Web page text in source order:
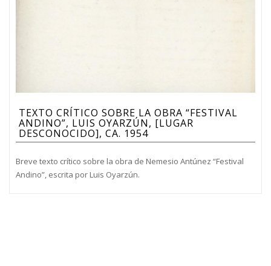
TEXTO CRÍTICO SOBRE LA OBRA “FESTIVAL
ANDINO”, LUIS OYARZÚN, [LUGAR
DESCONOCIDO], CA. 1954
Breve texto crítico sobre la obra de Nemesio Antúnez “Festival
Andino”, escrita por Luis Oyarzún.